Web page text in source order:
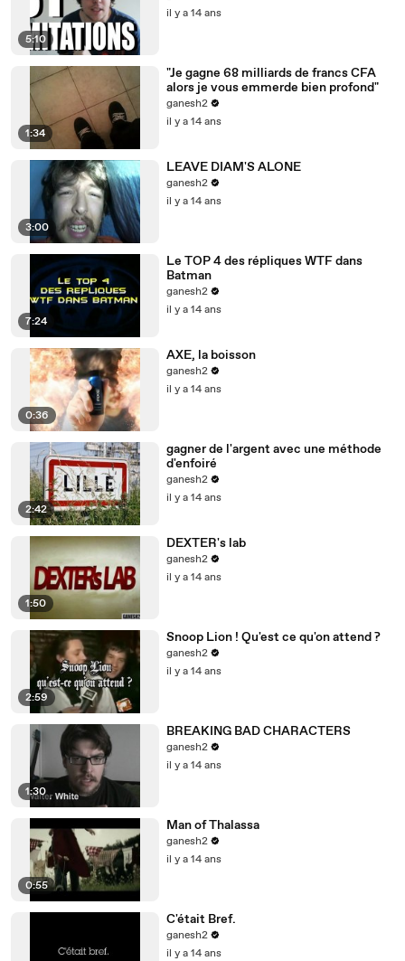
5:10
il y a 14 ans
1:34
"Je gagne 68 milliards de francs CFA
alors je vous emmerde bien profond"
ganesh2
il y a 14 ans
3:00
LEAVE DIAM'S ALONE
ganesh2
il y a 14 ans
7:24
Le TOP 4 des répliques WTF dans
Batman
ganesh2
il y a 14 ans
0:36
AXE, la boisson
ganesh2
il y a 14 ans
2:42
gagner de l'argent avec une méthode
d'enfoiré
ganesh2
il y a 14 ans
1:50
DEXTER's lab
ganesh2
il y a 14 ans
2:59
Snoop Lion ! Qu'est ce qu'on attend ?
ganesh2
il y a 14 ans
1:30
BREAKING BAD CHARACTERS
ganesh2
il y a 14 ans
0:55
Man of Thalassa
ganesh2
il y a 14 ans
C'était Bref.
ganesh2
il y a 14 ans